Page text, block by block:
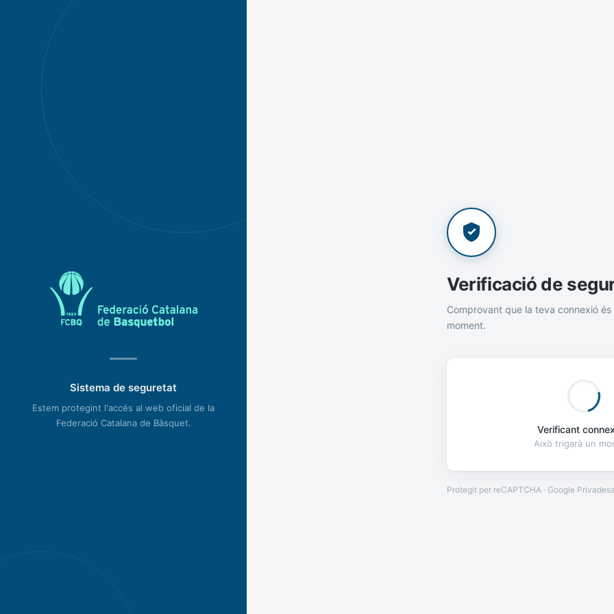
Sistema de seguretat
Estem protegint l'accés al web oficial de la
Federació Catalana de Bàsquet.
Verificació de
Comprovant que la teva connexió és
moment.
Verificant
Això trigarà un
Protegit per reCAPTCHA · Google Privadesa